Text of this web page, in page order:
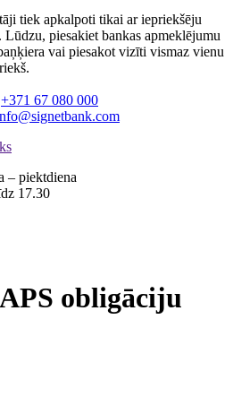
tiek apkalpoti tikai ar iepriekšēju
Lūdzu, piesakiet bankas apmeklējumu
vai piesakot vizīti vismaz vienu
+371 67 080 000
– piektdiena
17.30
obligāciju